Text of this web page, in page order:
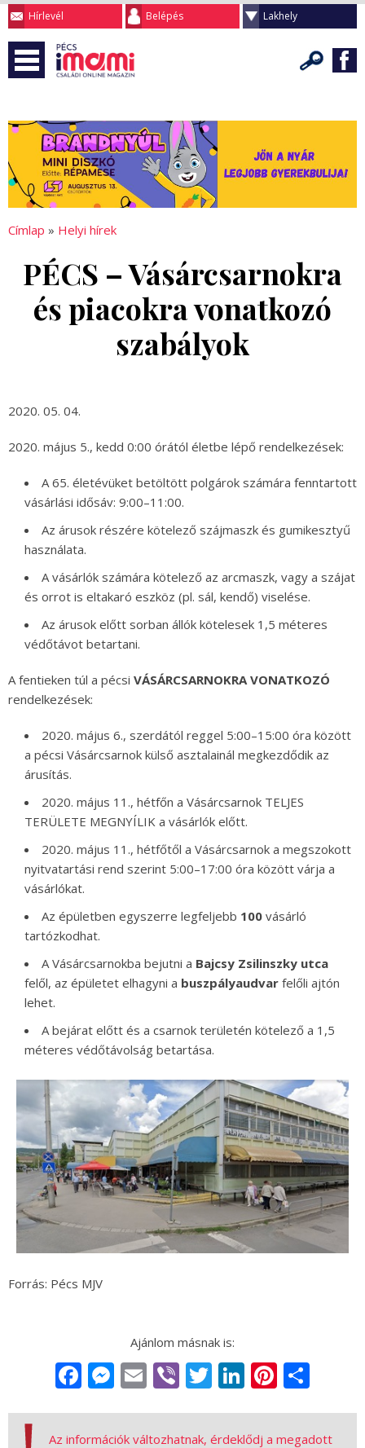
Hírlevél Belépés Lakhely
Címlap » Helyi hírek
PÉCS – Vásárcsarnokra
és piacokra vonatkozó
szabályok
2020. 05. 04.
2020. május 5., kedd 0:00 órától életbe lépő rendelkezések:
A 65. életévüket betöltött polgárok számára fenntartott
vásárlási idősáv: 9:00–11:00.
Az árusok részére kötelező szájmaszk és gumikesztyű
használata.
A vásárlók számára kötelező az arcmaszk, vagy a szájat
és orrot is eltakaró eszköz (pl. sál, kendő) viselése.
Az árusok előtt sorban állók kötelesek 1,5 méteres
védőtávot betartani.
A fentieken túl a pécsi VÁSÁRCSARNOKRA VONATKOZÓ
rendelkezések:
2020. május 6., szerdától reggel 5:00–15:00 óra között
a pécsi Vásárcsarnok külső asztalainál megkezdődik az
árusítás.
2020. május 11., hétfőn a Vásárcsarnok TELJES
TERÜLETE MEGNYÍLIK a vásárlók előtt.
2020. május 11., hétfőtől a Vásárcsarnok a megszokott
nyitvatartási rend szerint 5:00–17:00 óra között várja a
vásárlókat.
Az épületben egyszerre legfeljebb 100 vásárló
tartózkodhat.
A Vásárcsarnokba bejutni a Bajcsy Zsilinszky utca
felől, az épületet elhagyni a buszpályaudvar felőli ajtón
lehet.
A bejárat előtt és a csarnok területén kötelező a 1,5
méteres védőtávolság betartása.
Forrás: Pécs MJV
Facebook
Messenger
EmailViberTwitter
LinkedIn
Az információk változhatnak, érdeklődj a megadott